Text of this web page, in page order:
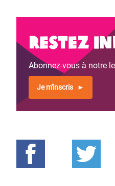
Restez
Abonnez-vous à notre
Je m'inscris